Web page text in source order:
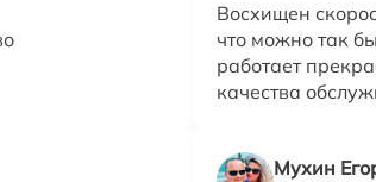
Восхищен
что можно так
работает
качества
Мухин